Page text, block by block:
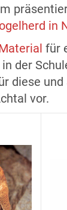
in
für
der
diese
vor.